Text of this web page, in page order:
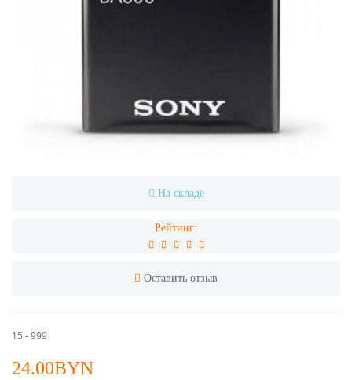
На складе
Рейтинг:
Оставить отзыв
15 - 999
24.00BYN